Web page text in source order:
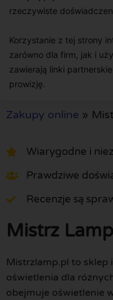
rzeczywiste
Korzystanie z tej strony
zarówno dla firm, jak i
zawierają linki
prowizję.
Zakupy online »
Wiarygodne i
Prawdziwe
Recenzje są
Mistrz Lamp
Mistrzlamp.pl to
oświetlenia dla
obejmuje oświetlenie